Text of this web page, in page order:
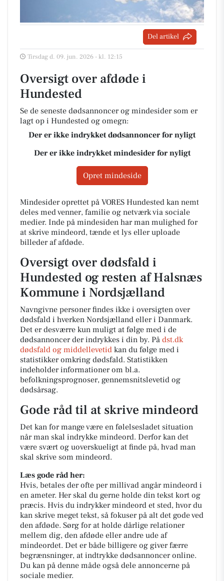
Del artikel
Tirsdag d. 09. jun. 2026 - kl. 12:15
Oversigt over afdøde i
Hundested
Se de seneste dødsannoncer og mindesider som er
lagt op i Hundested og omegn:
Der er ikke indrykket dødsannoncer for nyligt
Der er ikke indrykket mindesider for nyligt
Opret mindeside
Mindesider oprettet på VORES Hundested kan nemt
deles med venner, familie og netværk via sociale
medier. Inde på mindesiden har man mulighed for
at skrive mindeord, tænde et lys eller uploade
billeder af afdøde.
Oversigt over dødsfald i
Hundested og resten af Halsnæs
Kommune i Nordsjælland
Navngivne personer findes ikke i oversigten over
dødsfald i hverken Nordsjælland eller i Danmark.
Det er desværre kun muligt at følge med i de
dødsannoncer der indrykkes i din by. På dst.dk
dødsfald og middellevetid kan du følge med i
statistikker omkring dødsfald. Statistikken
indeholder informationer om bl.a.
befolkningsprognoser, gennemsnitslevetid og
dødsårsag.
Gode råd til at skrive mindeord
Det kan for mange være en følelsesladet situation
når man skal indrykke mindeord. Derfor kan det
være svært og uoverskueligt at finde på, hvad man
skal skrive som mindeord.
Læs gode råd her:
Hvis, betales der ofte per millivad angår mindeord i
en ameter. Her skal du gerne holde din tekst kort og
præcis. Hvis du indrykker mindeord et sted, hvor du
kan skrive meget tekst, så fokuser på alt det gode ved
den afdøde. Sørg for at holde dårlige relationer
mellem dig, den afdøde eller andre ude af
mindeordet. Det er både billigere og giver færre
begrænsninger, at indtrykke dødsannoncer online.
Du kan på denne måde også dele annoncerne på
sociale medier.